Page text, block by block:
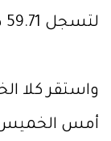
لتسجل 59.71 دولار، بحسب بيانات وكالة رويترز.
واستقر كلا
أمس